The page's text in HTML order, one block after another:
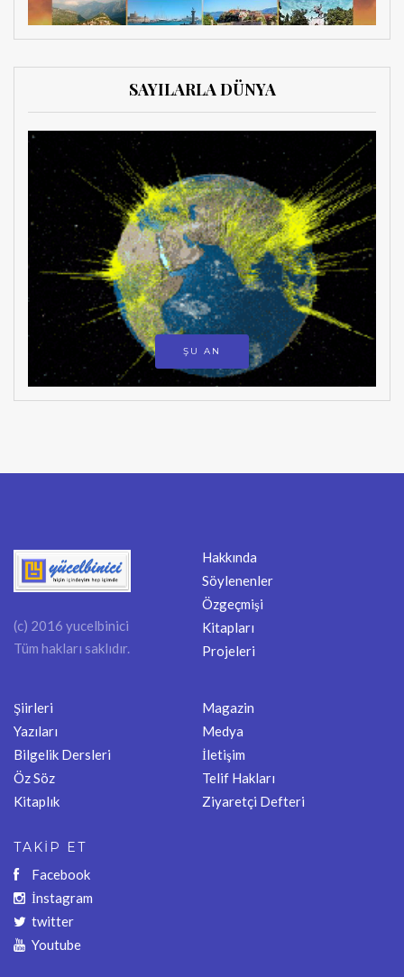
SAYILARLA DÜNYA
ŞU AN
(c) 2016 yucelbinici
Tüm hakları saklıdır.
Hakkında
Söylenenler
Özgeçmişi
Kitapları
Projeleri
Şiirleri
Yazıları
Bilgelik Dersleri
Öz Söz
Kitaplık
Magazin
Medya
İletişim
Telif Hakları
Ziyaretçi Defteri
TAKİP ET
Facebook
İnstagram
twitter
Youtube